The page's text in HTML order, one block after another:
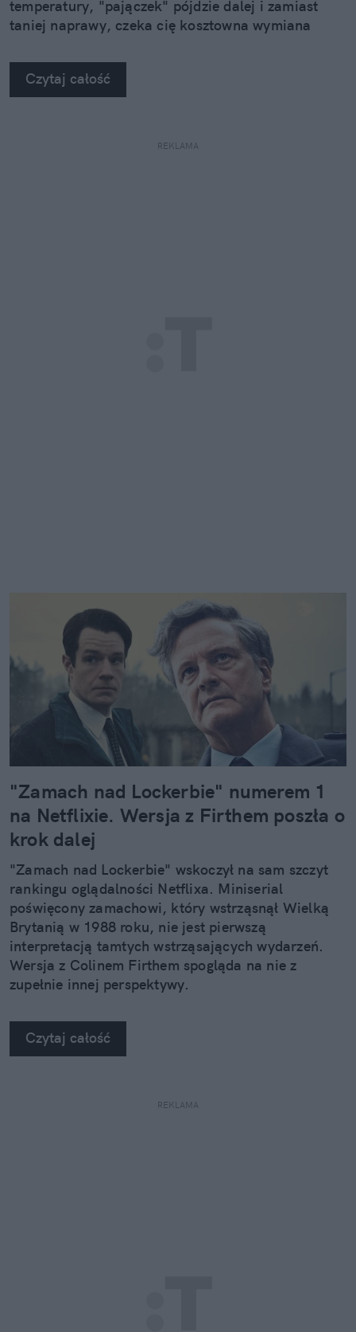
temperatury, "pajączek" pójdzie dalej i zamiast
taniej naprawy, czeka cię kosztowna wymiana
na własne oczy zobaczyć, jak profesjonaliści radzą
sobie z takimi uszkodzeniami.
Czytaj całość
REKLAMA
"Zamach nad Lockerbie" numerem 1
na Netflixie. Wersja z Firthem poszła o
krok dalej
"Zamach nad Lockerbie" wskoczył na sam szczyt
rankingu oglądalności Netflixa. Miniserial
poświęcony zamachowi, który wstrząsnął Wielką
Brytanią w 1988 roku, nie jest pierwszą
interpretacją tamtych wstrząsających wydarzeń.
Wersja z Colinem Firthem spogląda na nie z
zupełnie innej perspektywy.
Czytaj całość
REKLAMA